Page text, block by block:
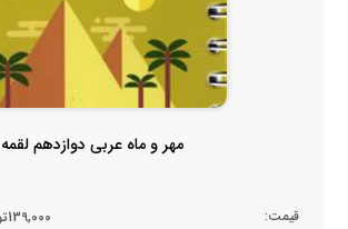
مهر و ماه عربی دوازدهم لقمه
قیمت: 139,000تومان